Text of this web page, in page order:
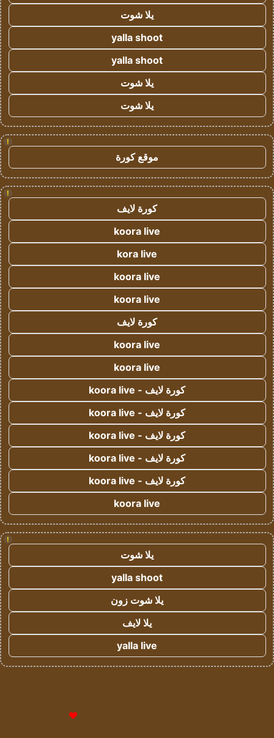
يلا شوت
yalla shoot
yalla shoot
يلا شوت
يلا شوت
!
موقع كورة
!
كورة لايف
koora live
kora live
koora live
koora live
كورة لايف
koora live
koora live
كورة لايف - koora live
كورة لايف - koora live
كورة لايف - koora live
كورة لايف - koora live
كورة لايف - koora live
koora live
!
يلا شوت
yalla shoot
يلا شوت زون
يلا لايف
yalla live